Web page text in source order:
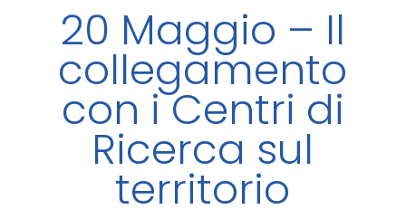
20 Maggio – Il
collegamento
con i Centri di
Ricerca sul
territorio